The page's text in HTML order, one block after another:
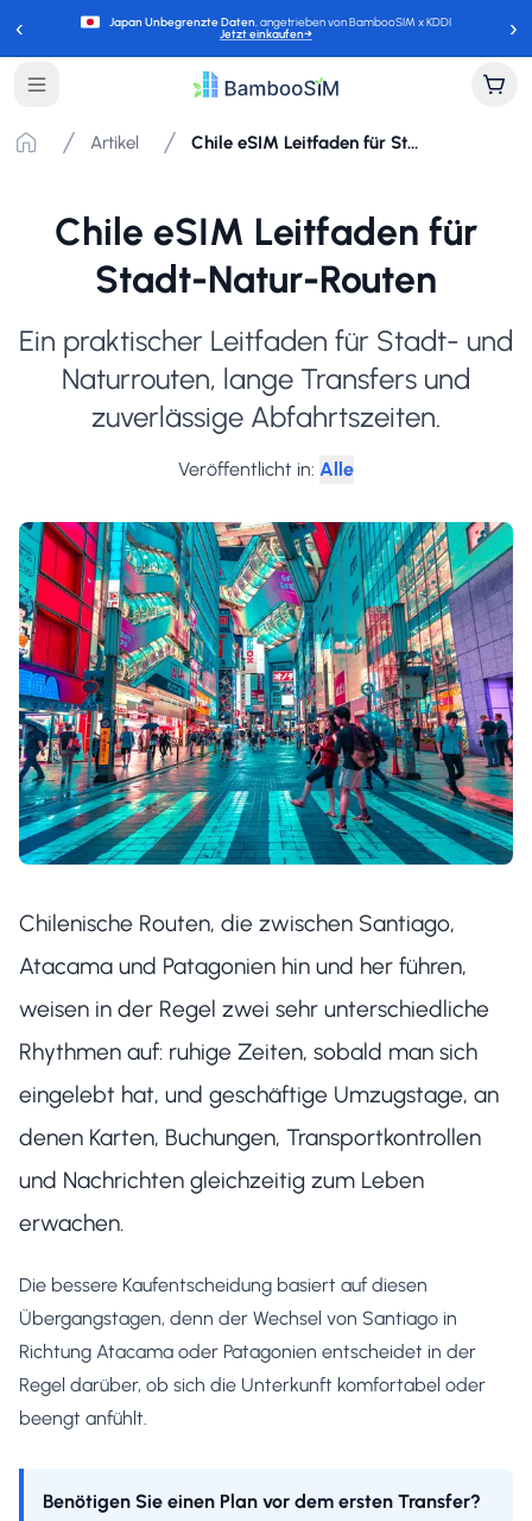
‹ Japan Unbegrenzte Daten, angetrieben von BambooSIM x KDDI
Jetzt einkaufen→ ›
Artikel Chile eSIM Leitfaden für Stadt-Natur-Routen
Chile eSIM Leitfaden für
Stadt-Natur-Routen
Ein praktischer Leitfaden für Stadt- und
Naturrouten, lange Transfers und
zuverlässige Abfahrtszeiten.
Veröffentlicht in: Alle
Chilenische Routen, die zwischen Santiago,
Atacama und Patagonien hin und her führen,
weisen in der Regel zwei sehr unterschiedliche
Rhythmen auf: ruhige Zeiten, sobald man sich
eingelebt hat, und geschäftige Umzugstage, an
denen Karten, Buchungen, Transportkontrollen
und Nachrichten gleichzeitig zum Leben
erwachen.
Die bessere Kaufentscheidung basiert auf diesen
Übergangstagen, denn der Wechsel von Santiago in
Richtung Atacama oder Patagonien entscheidet in der
Regel darüber, ob sich die Unterkunft komfortabel oder
beengt anfühlt.
Benötigen Sie einen Plan vor dem ersten Transfer?